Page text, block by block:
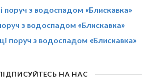
поруч з водоспадом «Блискавка»
з водоспадом «Блискавка»
поруч з водоспадом «Блискавка»
НА НАС